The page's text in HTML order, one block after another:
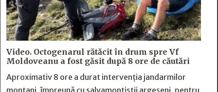
Video. Octogenarul rătăcit în drum spre Vf
Moldoveanu a fost găsit după 8 ore de căutări
Aproximativ 8 ore a durat intervenția jandarmilor